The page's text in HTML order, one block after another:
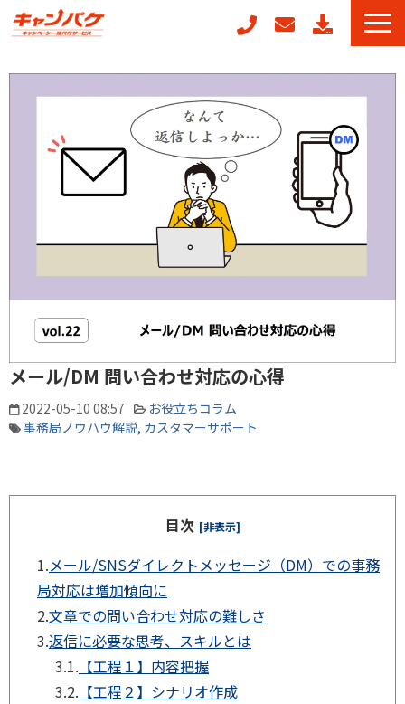
キャンフォーム
キャンガチャ
販促ノベルティ製作
POSレジ連動キャンペーン
キャンペーン事例
お役立ちコラム
メール/DM 問い合わせ対応の心得
2022-05-10 08:57
お役立ちコラム
事務局ノウハウ解説 カスタマーサポート
目次 [非表示]
1.メール/SNSダイレクトメッセージ（DM）での事務
局対応は増加傾向に
2.文章での問い合わせ対応の難しさ
3.返信に必要な思考、スキルとは
3.1. 【工程１】内容把握
3.2. 【工程２】シナリオ作成